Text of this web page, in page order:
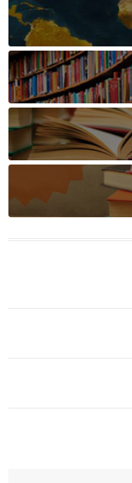
التي ارتبطت
ومصر خاصة، حيث يحرص